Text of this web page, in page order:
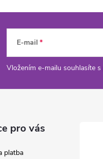
E-mail
Vložením e-mailu souhlasíte s
pro vás
platba